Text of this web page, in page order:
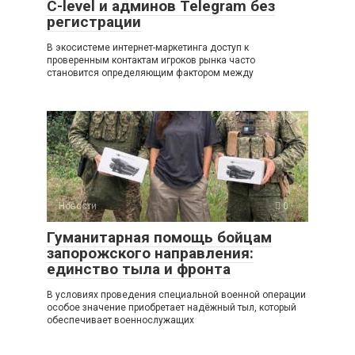
C-level и админов Telegram без
регистрации
В экосистеме интернет-маркетинга доступ к
проверенным контактам игроков рынка часто
становится определяющим фактором между
Новости 0
Гуманитарная помощь бойцам
запорожского направления:
единство тыла и фронта
В условиях проведения специальной военной операции
особое значение приобретает надёжный тыл, который
обеспечивает военнослужащих